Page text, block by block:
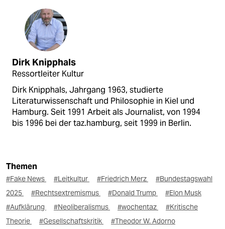
Dirk Knipphals
Ressortleiter Kultur
Dirk Knipphals, Jahrgang 1963, studierte
Literaturwissenschaft und Philosophie in Kiel und
Hamburg. Seit 1991 Arbeit als Journalist, von 1994
bis 1996 bei der taz.hamburg, seit 1999 in Berlin.
Themen
#Fake News #Leitkultur #Friedrich Merz
#Bundestagswahl
2025
#Rechtsextremismus #Donald Trump
#Elon Musk
#Aufklärung
#Neoliberalismus #wochentaz
#Kritische
Theorie
#Gesellschaftskritik #Theodor W. Adorno